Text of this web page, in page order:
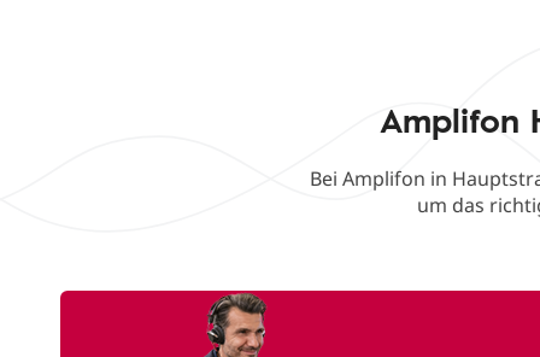
Amplifon
Bei Amplifon in
um das